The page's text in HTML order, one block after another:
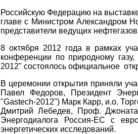
Российскую Федерацию на
главе с Министром Александром
представители ведущих
8 октября 2012 года в рамках
конференции по природному
2012" состоялось официальное
В церемонии открытия приняли
Павел Федоров, Президент
"Gastech-2012") Марк Карр, и.о.
Дмитрий Лебедев, Проф.
Энергодиалога Россия-ЕС с
энергетических исследований.